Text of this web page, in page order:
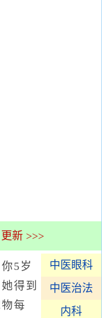
新 >>>
中医眼科
中医治法
内科
5岁
得到
每